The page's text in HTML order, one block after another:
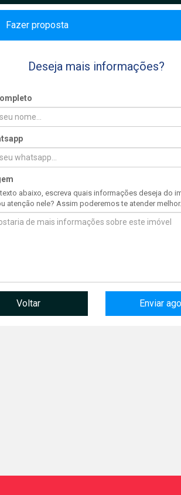
Fazer proposta
Deseja mais informações?
abaixo, escreva quais informações deseja do
atenção nele? Assim poderemos te atender melhor.
Voltar Enviar